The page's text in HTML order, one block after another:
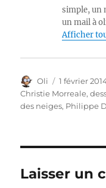
simple, un
un mail à
Afficher
Auteur
Oli
Publié
le
1 février
Christie Morreale,
des neiges, Philippe
Laisser un